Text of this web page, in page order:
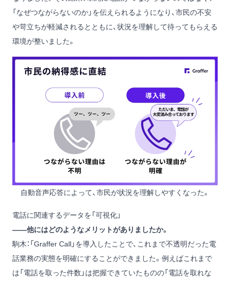
「なぜつながらないのか」を伝えられるようになり、市民の不安
や苛立ちが軽減されるとともに、状況を理解して待ってもらえる
環境が整いました。
自動音声応答によって、市民が状況を理解しやすくなった。
電話に関連するデータを「可視化」
——他にはどのようなメリットがありましたか。
駒木：「Graffer Call」を導入したことで、これまで不透明だった電
話業務の実態を明確にすることができました。例えばこれまで
は「電話を取った件数」は把握できていたものの「電話を取れな